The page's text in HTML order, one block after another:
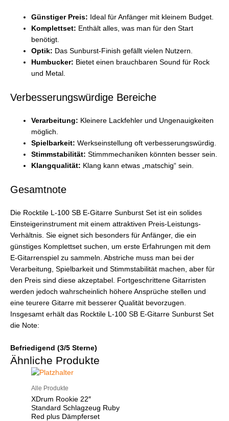
Günstiger Preis: Ideal für Anfänger mit kleinem Budget.
Komplettset: Enthält alles, was man für den Start
benötigt.
Optik: Das Sunburst-Finish gefällt vielen Nutzern.
Humbucker: Bietet einen brauchbaren Sound für Rock
und Metal.
Verbesserungswürdige Bereiche
Verarbeitung: Kleinere Lackfehler und Ungenauigkeiten
möglich.
Spielbarkeit: Werkseinstellung oft verbesserungswürdig.
Stimmstabilität: Stimmmechaniken könnten besser sein.
Klangqualität: Klang kann etwas „matschig“ sein.
Gesamtnote
Die Rocktile L-100 SB E-Gitarre Sunburst Set ist ein solides
Einsteigerinstrument mit einem attraktiven Preis-Leistungs-
Verhältnis. Sie eignet sich besonders für Anfänger, die ein
günstiges Komplettset suchen, um erste Erfahrungen mit dem
E-Gitarrenspiel zu sammeln. Abstriche muss man bei der
Verarbeitung, Spielbarkeit und Stimmstabilität machen, aber für
den Preis sind diese akzeptabel. Fortgeschrittene Gitarristen
werden jedoch wahrscheinlich höhere Ansprüche stellen und
eine teurere Gitarre mit besserer Qualität bevorzugen.
Insgesamt erhält das Rocktile L-100 SB E-Gitarre Sunburst Set
die Note:
Befriedigend (3/5 Sterne)
Ähnliche Produkte
Alle Produkte
XDrum Rookie 22″
Standard Schlagzeug Ruby
Red plus Dämpferset